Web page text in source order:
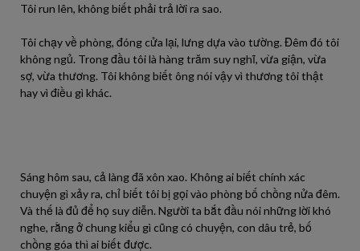
Tôi run lên, không biết phải trả lời ra sao.
Tôi chạy về phòng, đóng cửa lại, lưng dựa vào tường. Đêm đó tôi
không ngủ. Trong đầu tôi là hàng trăm suy nghĩ, vừa giận, vừa
sợ, vừa thương. Tôi không biết ông nói vậy vì thương tôi thật
hay vì điều gì khác.
Sáng hôm sau, cả làng đã xôn xao. Không ai biết chính xác
chuyện gì xảy ra, chỉ biết tôi bị gọi vào phòng bố chồng nửa đêm.
Và thế là đủ để họ suy diễn. Người ta bắt đầu nói những lời khó
nghe, rằng ở chung kiểu gì cũng có chuyện, con dâu trẻ, bố
chồng góa thì ai biết được.